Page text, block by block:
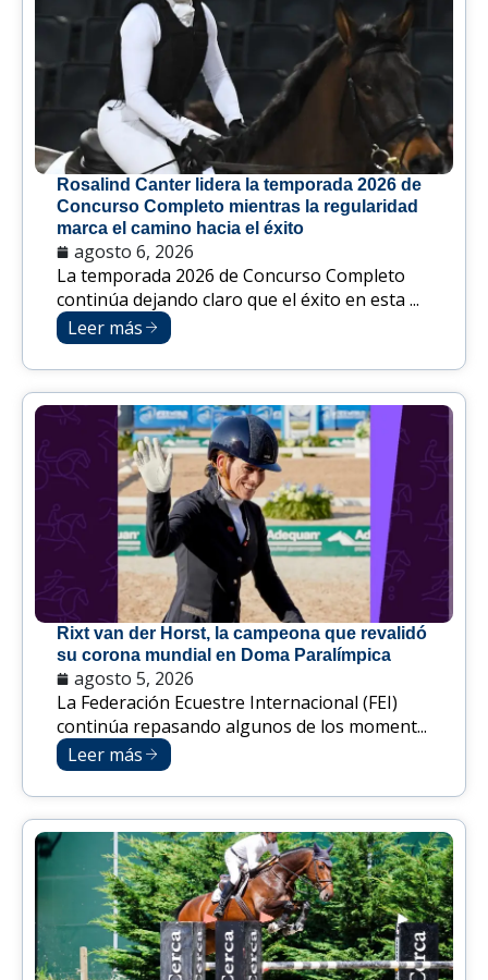
Rosalind Canter lidera la temporada 2026 de
Concurso Completo mientras la regularidad
marca el camino hacia el éxito
agosto 6, 2026
La temporada 2026 de Concurso Completo
continúa dejando claro que el éxito en esta ...
Leer más
Rixt van der Horst, la campeona que revalidó
su corona mundial en Doma Paralímpica
agosto 5, 2026
La Federación Ecuestre Internacional (FEI)
continúa repasando algunos de los moment...
Leer más